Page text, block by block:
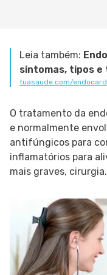
Leia também:
sintomas, tipos
tuasaude.com/
O tratamento da
e normalmente
antifúngicos para
inflamatórios para
mais graves, cirurgia.